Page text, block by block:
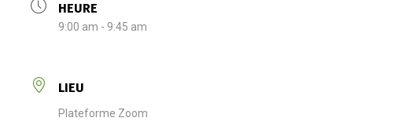
HEURE
9:00 am - 9:45 am
LIEU
Plateforme Zoom